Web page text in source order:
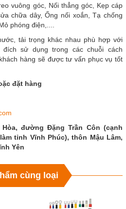
vuông góc, Nối thẳng góc, Kẹp cáp
chữa dây, Ống nối xoắn, Tạ chống
phóng điện,....
tải trọng khác nhau phù hợp với
sử dụng trong các chuỗi cách
hàng sẽ được tư vấn phục vụ tốt
đặt hàng
đường Đặng Trần Côn (cạnh
tỉnh Vĩnh Phúc), thôn Mậu Lâm,
Yên
cùng loại